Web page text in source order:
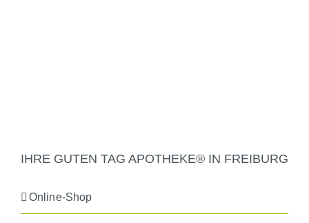
IHRE GUTEN TAG APOTHEKE® IN FREIBURG
Online-Shop